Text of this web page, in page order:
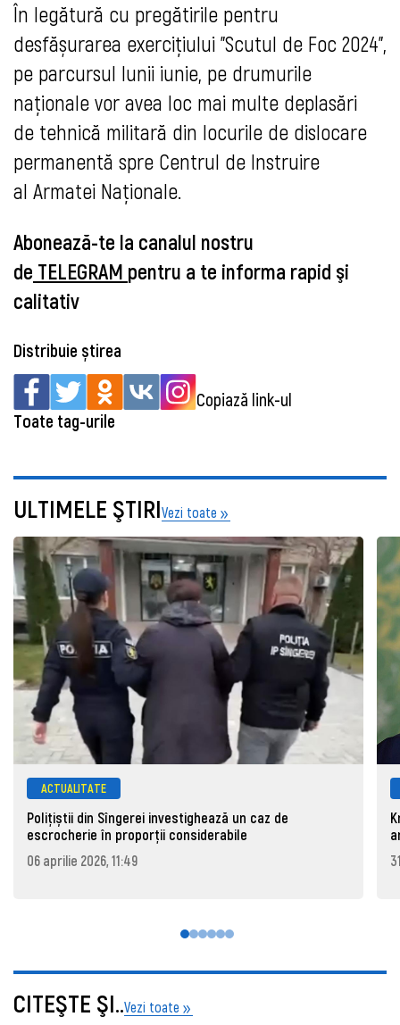
În legătură cu pregătirile pentru
desfășurarea exercițiului "Scutul de Foc 2024",
pe parcursul lunii iunie, pe drumurile
naționale vor avea loc mai multe deplasări
de tehnică militară din locurile de dislocare
permanentă spre Centrul de Instruire
al Armatei Naționale.
Abonează-te la canalul nostru
de TELEGRAM pentru a te informa rapid şi
calitativ
Distribuie știrea
Copiază link-ul
Toate tag-urile
ULTIMELE ŞTIRIVezi toate
ACTUALITATE
Polițiștii din Sîngerei investighează un caz de
escrocherie în proporții considerabile
06 aprilie 2026, 11:49
CITEŞTE ŞI..Vezi toate